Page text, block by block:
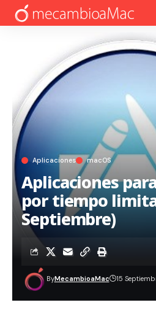
Aplicaciones macOS
Aplicaciones
por tiempo
Septiembre)
ByMecambioaMac 15